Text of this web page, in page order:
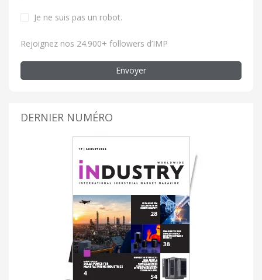
Je ne suis pas un robot.
Rejoignez nos 24.900+ followers d’IMP
Envoyer
DERNIER NUMÉRO